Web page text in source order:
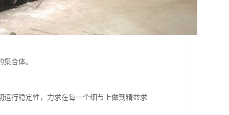
合体。
行稳定性，力求在每一个细节上做到精益求